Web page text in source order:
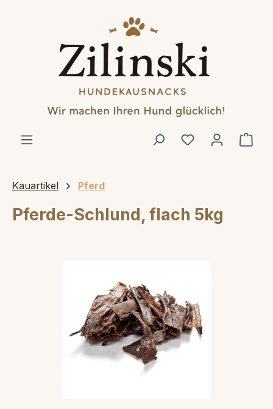
Kauartikel Pferd
Pferde-Schlund, flach 5kg